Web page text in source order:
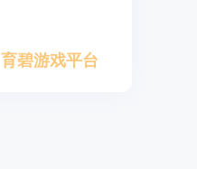
育碧游戏平台